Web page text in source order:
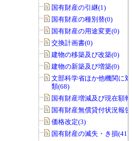
国有財産の引継(1)
国有財産の種別替(0)
国有財産の用途変更(0)
交換計画書(0)
建物の移築及び改築(0)
建物の新築及び増築(0)
文部科学省ほか他機関に対
類(68)
国有財産増減及び現在額報
国有財産無償貸付状況報告
価格改定(3)
国有財産の滅失・き損(41)